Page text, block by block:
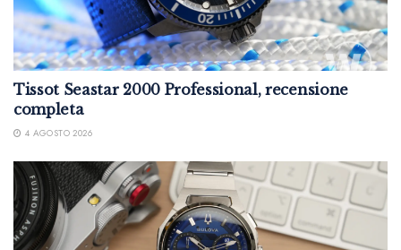
Tissot Seastar 2000 Professional, recensione
completa
4 AGOSTO 2026